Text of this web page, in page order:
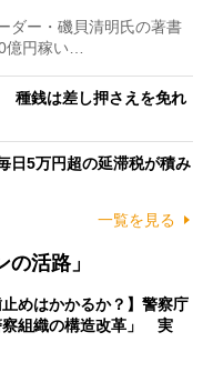
ダー・磯貝清明氏の著書
億円稼い…
種銭は差し押さえを免れ
日5万円超の延滞税が積み
一覧を見る
活路」
止めはかかるか？】警察庁
察組織の構造改革」 実